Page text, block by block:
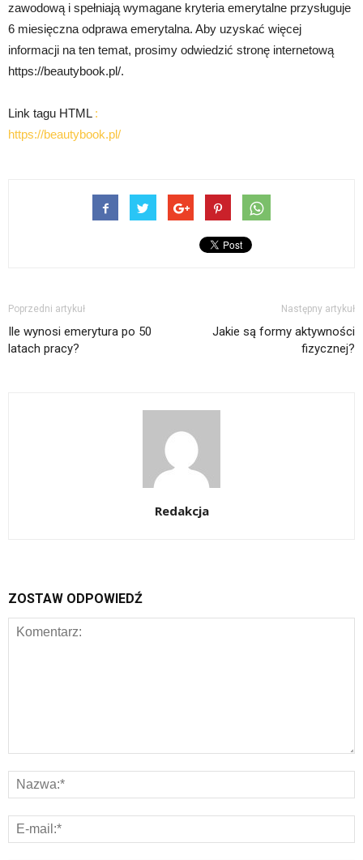
zawodową i spełniają wymagane kryteria emerytalne przysługuje
6 miesięczna odprawa emerytalna. Aby uzyskać więcej
informacji na ten temat, prosimy odwiedzić stronę internetową
https://beautybook.pl/.
Link tagu HTML :
https://beautybook.pl/
Poprzedni artykuł
Ile wynosi emerytura po 50
latach pracy?
Następny artykuł
Jakie są formy aktywności
fizycznej?
Redakcja
ZOSTAW ODPOWIEDŹ